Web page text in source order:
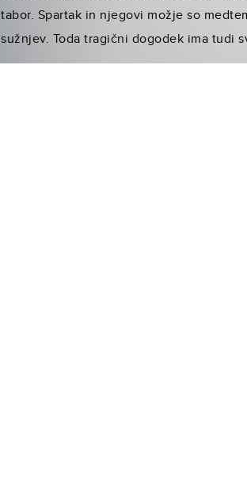
tabor. Spartak in njegovi možje so
sužnjev. Toda tragični dogodek ima tudi